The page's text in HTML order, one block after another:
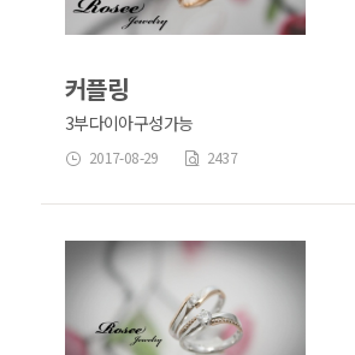
커플링
3부다이아구성가능
2017-08-29 2437